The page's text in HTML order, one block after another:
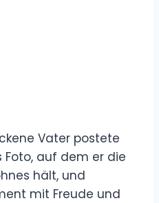
Vater postete
Foto, auf dem er die
hält, und
mit Freude und